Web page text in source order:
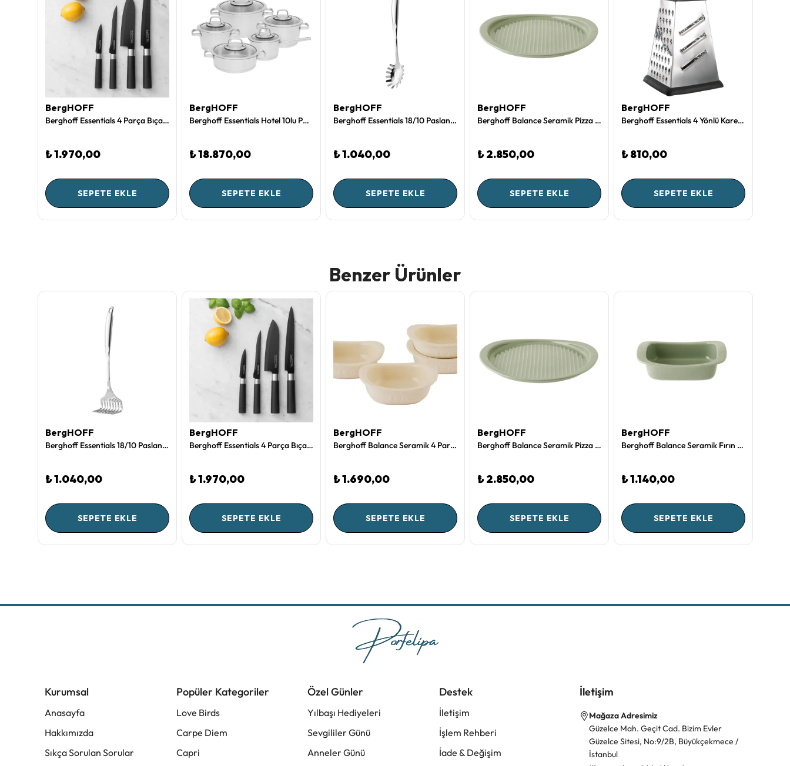
BergHOFF
Berghoff Essentials 4 Parça Bıçak Seti
₺ 1.970,00
SEPETE EKLE
BergHOFF
Berghoff Essentials Hotel 10lu Paslanmaz Çelik Tencere Seti
₺ 18.870,00
SEPETE EKLE
BergHOFF
Berghoff Essentials 18/10 Paslanmaz Çelik Makarna Kaşığı 33 cm
₺ 1.040,00
SEPETE EKLE
BergHOFF
Berghoff Balance Seramik Pizza Pişirme Tepsisi
₺ 2.850,00
SEPETE EKLE
BergHOFF
Berghoff Essentials 4 Yönlü Kare Rende - 22 Cm
₺ 810,00
SEPETE EKLE
Benzer Ürünler
BergHOFF
Berghoff Essentials 18/10 Paslanmaz Çelik Patates Ezici 33 cm
₺ 1.040,00
SEPETE EKLE
BergHOFF
Berghoff Essentials 4 Parça Bıçak Seti
₺ 1.970,00
SEPETE EKLE
BergHOFF
Berghoff Balance Seramik 4 Parça Ramekin Kasesi 0,20 L
₺ 1.690,00
SEPETE EKLE
BergHOFF
Berghoff Balance Seramik Pizza Pişirme Tepsisi
₺ 2.850,00
SEPETE EKLE
BergHOFF
Berghoff Balance Seramik Fırın Kabı 20,3 x 16,5 x 6 cm
₺ 1.140,00
SEPETE EKLE
Kurumsal
Anasayfa
Hakkımızda
Sıkça Sorulan Sorular
Popüler Kategoriler
Love Birds
Carpe Diem
Capri
Özel Günler
Yılbaşı Hediyeleri
Sevgililer Günü
Anneler Günü
Destek
İletişim
İşlem Rehberi
İade & Değişim
İletişim
Mağaza Adresimiz
Güzelce Mah. Geçit Cad. Bizim Evler
Güzelce Sitesi, No:9/2B, Büyükçekmece /
İstanbul